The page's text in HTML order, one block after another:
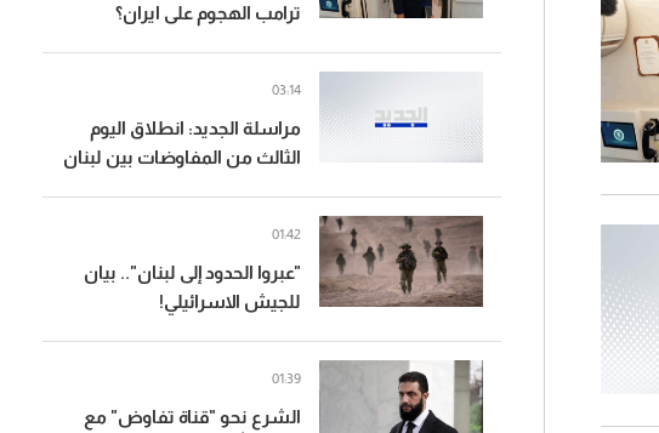
ترامب الهجوم على ايران؟
مراسلة الجديد: انطلاق اليوم
الثالث من المفاوضات بين لبنان
03:14
"عبروا الحدود إلى لبنان".. بيان
للجيش الاسرائيلي!
01:42
الشرع نحو "قناة تفاوض" مع
01:39